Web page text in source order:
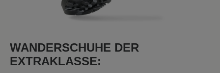
ich bewusst über 300 Euro in der
Erwartung, ein absolutes Premium-
WANDERSCHUHE DER
EXTRAKLASSE: